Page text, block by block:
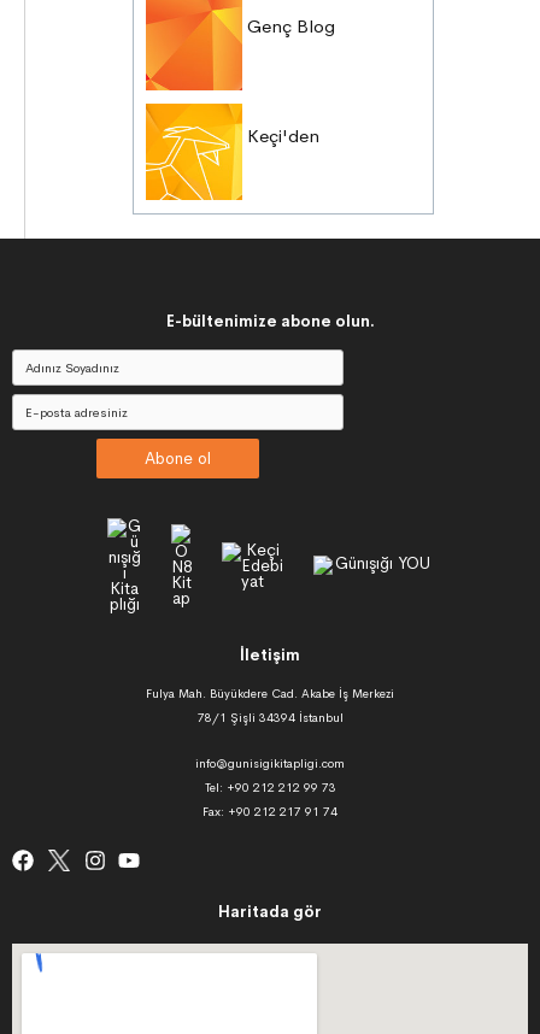
Genç Blog
Keçi'den
E-bültenimize abone olun.
Abone ol
İletişim
Fulya Mah. Büyükdere Cad. Akabe İş Merkezi
78/1 Şişli 34394 İstanbul
info@gunisigikitapligi.com
Tel: +90 212 212 99 73
Fax: +90 212 217 91 74
Haritada gör